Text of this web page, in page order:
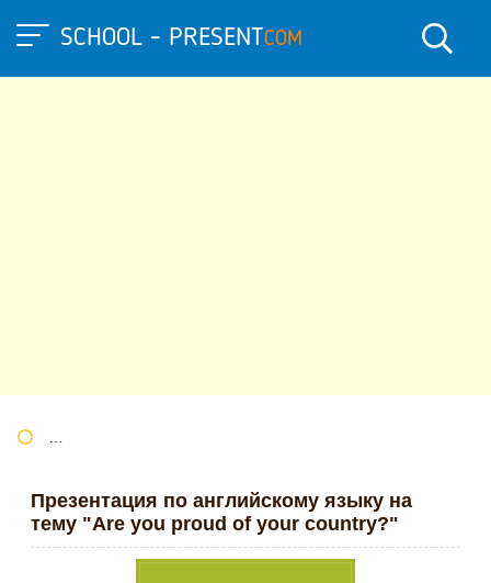
SCHOOL - PRESENTCOM
Презентация по английскому языку на
тему "Are you proud of your country?"